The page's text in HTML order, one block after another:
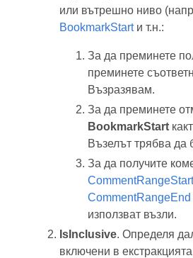
или вътрешно ниво
BookmarkStartи т.н.:
За да преминете
преминете
Възразявам.
За да преминете
BookmarkStart
Възелът трябва да
За да получите
CommentRangeStart
CommentRangeEnd
използват възли.
IsInclusive. Определя
включени в